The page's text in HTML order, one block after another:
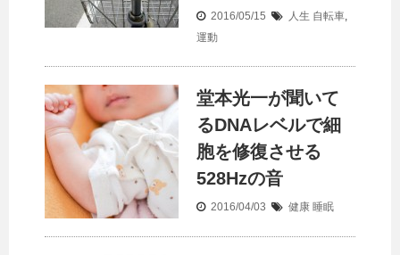
2016/05/15 人生 自転車,
運動
堂本光一が聞いて
るDNAレベルで細
胞を修復させる
528Hzの音
2016/04/03 健康 睡眠